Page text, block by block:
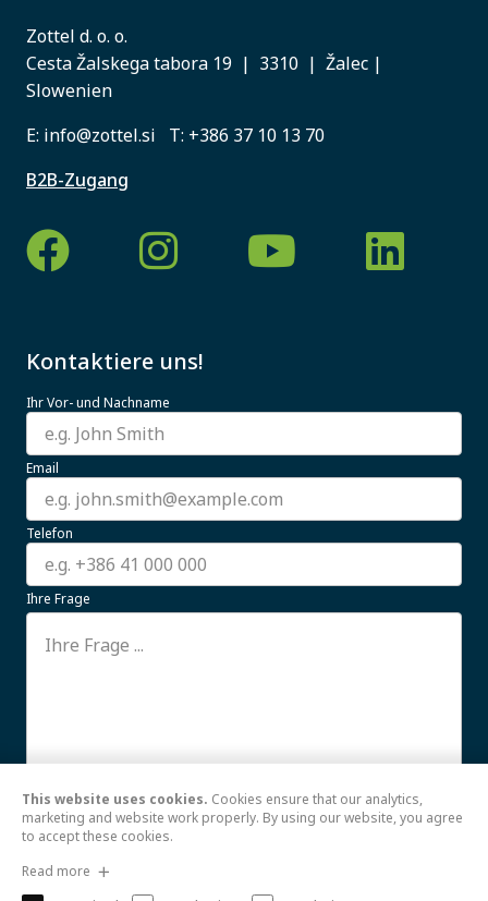
Zottel d. o. o.
Cesta Žalskega tabora 19 | 3310 | Žalec |
Slowenien
E: info@zottel.si T: +386 37 10 13 70
B2B-Zugang
Kontaktiere uns!
Ihr Vor- und Nachname
Email
Telefon
Ihre Frage
Ich stimme der Verwendung meiner hierWeiterlesen
This website uses cookies. Cookies ensure that our analytics,
marketing and website work properly. By using our website, you agree
to accept these cookies.
Read more